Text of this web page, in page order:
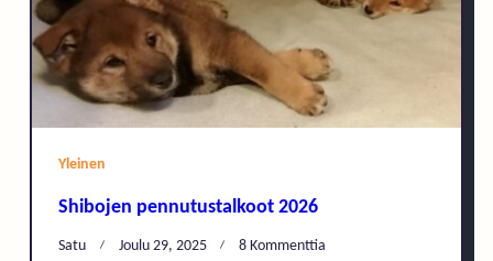
Yleinen
Shibojen pennutustalkoot 2026
Satu Joulu 29, 2025 8 Kommenttia